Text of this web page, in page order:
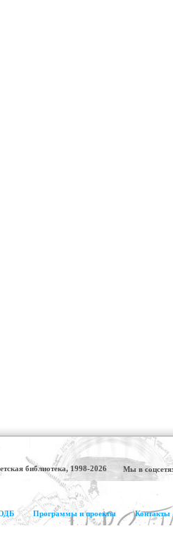
библиотека, 1998-2026 Мы в
Программы и проекты Контакты